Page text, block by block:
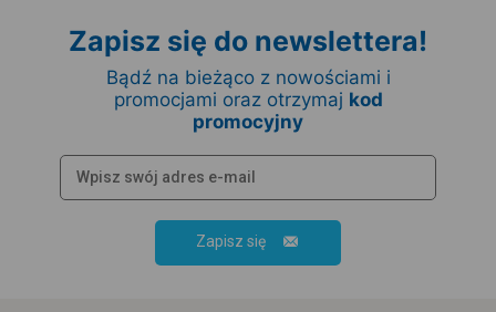
Zapisz się do newslettera!
Bądź na bieżąco z nowościami i
promocjami oraz otrzymaj kod
promocyjny
Zapisz się